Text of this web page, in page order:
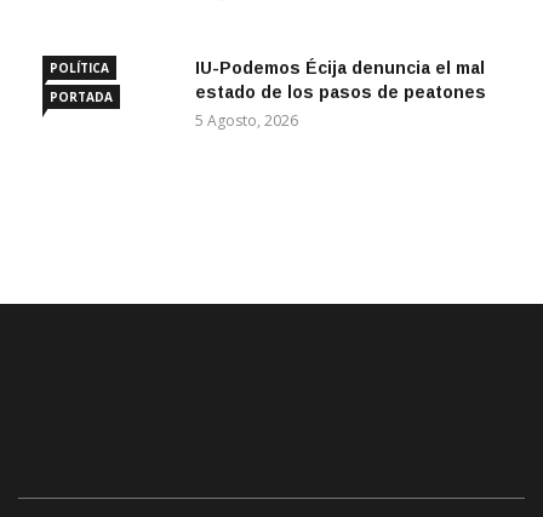
POLÍTICA
PORTADA
IU-Podemos Écija denuncia el mal
estado de los pasos de peatones
5 Agosto, 2026